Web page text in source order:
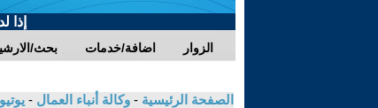
إذا
بحث/ اضافة/خدمات الزوار
الصفحة الرئيسية - وكالة أنباء العمال -